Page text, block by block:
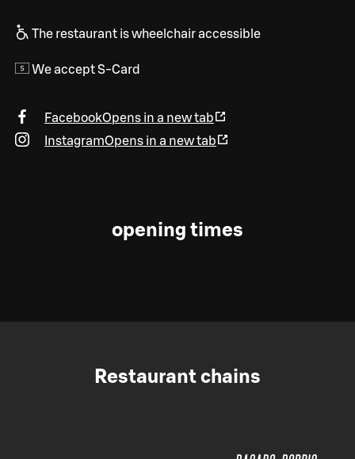
The restaurant is wheelchair accessible
We accept S-Card
FacebookOpens in a new tab
InstagramOpens in a new tab
opening times
Restaurant chains